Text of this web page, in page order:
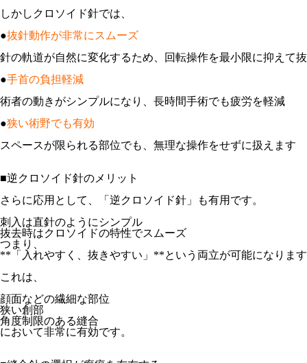
しかしクロソイド針では、
●抜針動作が非常にスムーズ
針の軌道が自然に変化するため、回転操作を最小限に抑えて
●手首の負担軽減
術者の動きがシンプルになり、長時間手術でも疲労を軽減
●狭い術野でも有効
スペースが限られる部位でも、無理な操作をせずに扱えます
■逆クロソイド針のメリット
さらに応用として、「逆クロソイド針」も有用です。
刺入は直針のようにシンプル
抜去時はクロソイドの特性でスムーズ
つまり、
**「入れやすく、抜きやすい」**という両立が可能になりま
これは、
顔面などの繊細な部位
狭い創部
角度制限のある縫合
において非常に有効です。